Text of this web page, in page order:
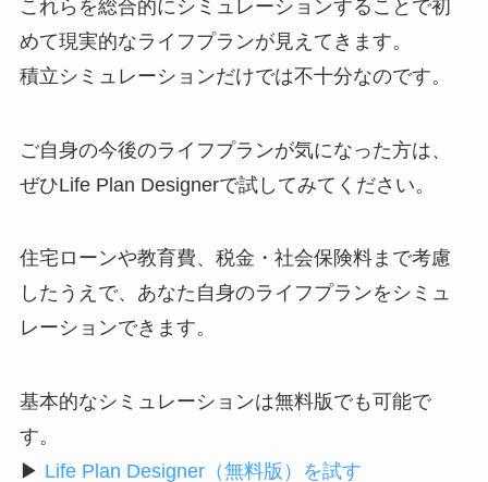
これらを総合的にシミュレーションすることで初
めて現実的なライフプランが見えてきます。
積立シミュレーションだけでは不十分なのです。
ご自身の今後のライフプランが気になった方は、
ぜひLife Plan Designerで試してみてください。
住宅ローンや教育費、税金・社会保険料まで考慮
したうえで、あなた自身のライフプランをシミュ
レーションできます。
基本的なシミュレーションは無料版でも可能で
す。
▶ Life Plan Designer（無料版）を試す